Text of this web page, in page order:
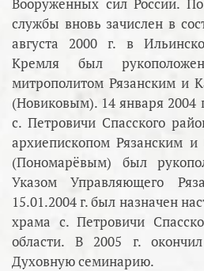
службы вновь зачислен в
августа 2000 г. в
Кремля был
митрополитом Рязанским и
(Новиковым). 14 января 2004
с. Петровичи Спасского
архиепископом Рязанским
(Пономарёвым) был
Указом Управляющего
15.01.2004 г. был назначен
храма с. Петровичи
области. В 2005 г.
Духовную семинарию.